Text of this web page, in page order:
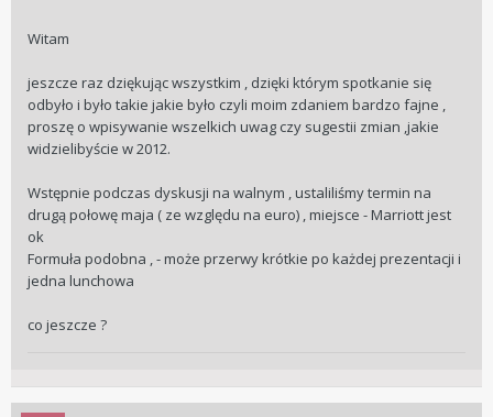
Witam
jeszcze raz dziękując wszystkim , dzięki którym spotkanie się
odbyło i było takie jakie było czyli moim zdaniem bardzo fajne ,
proszę o wpisywanie wszelkich uwag czy sugestii zmian ,jakie
widzielibyście w 2012.
Wstępnie podczas dyskusji na walnym , ustaliliśmy termin na
drugą połowę maja ( ze względu na euro) , miejsce - Marriott jest
ok
Formuła podobna , - może przerwy krótkie po każdej prezentacji i
jedna lunchowa
co jeszcze ?